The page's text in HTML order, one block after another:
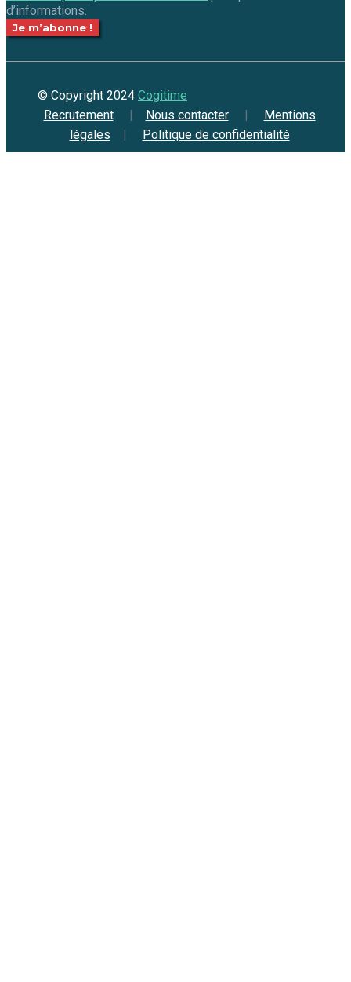
d’informations.
© Copyright 2024 Cogitime
Recrutement
| Nous contacter |
Mentions
légales
| Politique de confidentialité